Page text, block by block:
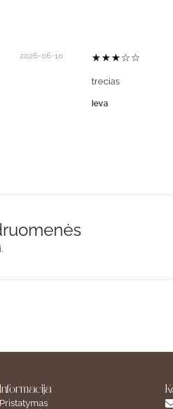
2026-06-10 ★★★☆☆
trecias
Ieva
Informacija
Pristatymas